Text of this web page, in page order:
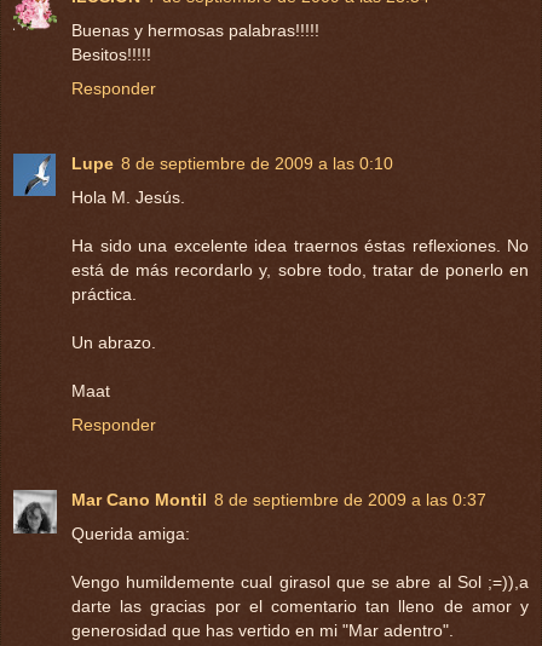
Buenas y hermosas palabras!!!!!
Besitos!!!!!
Responder
Lupe 8 de septiembre de 2009 a las 0:10
Hola M. Jesús.
Ha sido una excelente idea traernos éstas reflexiones. No
está de más recordarlo y, sobre todo, tratar de ponerlo en
práctica.
Un abrazo.
Maat
Responder
Mar Cano Montil 8 de septiembre de 2009 a las 0:37
Querida amiga:
Vengo humildemente cual girasol que se abre al Sol ;=)),a
darte las gracias por el comentario tan lleno de amor y
generosidad que has vertido en mi "Mar adentro".